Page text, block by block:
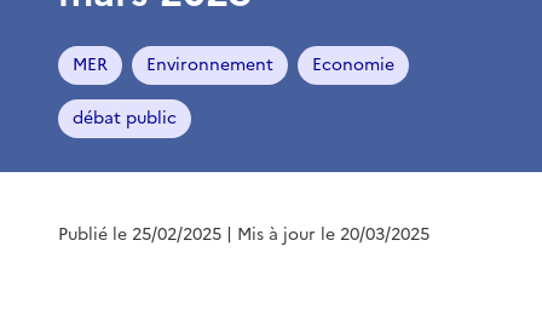
MER Environnement Economie
débat public
Publié le 25/02/2025 | Mis à jour le 20/03/2025